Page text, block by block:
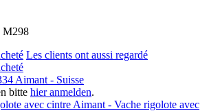
M298
Les clients ont aussi regardé
Aimant - Suisse
bitte hier anmelden.
Aimant - Vache rigolote avec